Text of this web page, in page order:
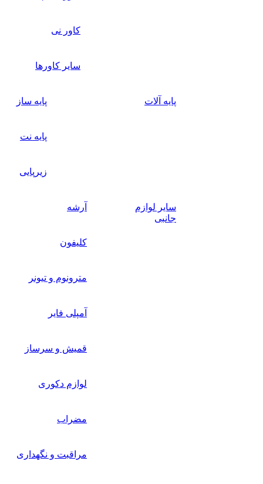
کاور نی
سایر کاورها
پایه آلات پایه ساز
پایه نت
زیرپایی
سایر لوازم
جانبی
آرشه
کلیفون
مترونوم و تیونر
آمپلی فایر
قمیش و سرساز
لوازم دکوری
مضراب
مراقبت و نگهداری